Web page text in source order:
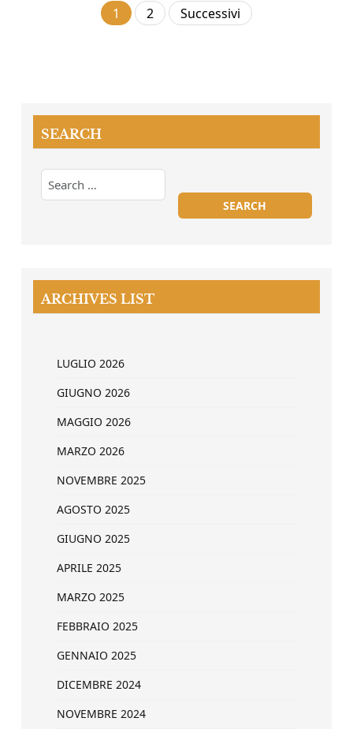
Paginazione
1 2 Successivi
SEARCH
ARCHIVES LIST
LUGLIO 2026
GIUGNO 2026
MAGGIO 2026
MARZO 2026
NOVEMBRE 2025
AGOSTO 2025
GIUGNO 2025
APRILE 2025
MARZO 2025
FEBBRAIO 2025
GENNAIO 2025
DICEMBRE 2024
NOVEMBRE 2024